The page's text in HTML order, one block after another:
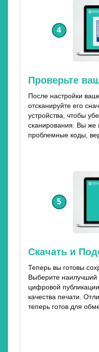
4
Проверьте
После настройки
отсканируйте его
устройства, чтобы
сканирования. Вы же
проблемные коды,
5
Скачать и
Теперь вы готовы
Выберите
цифровой
качества печати.
теперь готов для